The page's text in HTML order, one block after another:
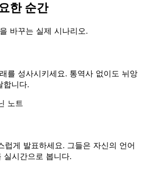
한 순간
바꾸는 실제 시나리오.
를 성사시키세요. 통역사 없이도 뉘앙
합니다.
노트
럽게 발표하세요. 그들은 자신의 언어
실시간으로 봅니다.